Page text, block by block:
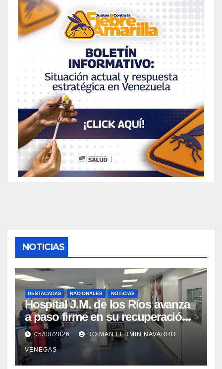
NOTICIAS
DESTACADAS NACIONALES NOTICIAS
Hospital J.M. de los Ríos avanza
a paso firme en su recuperación
tras los recientes eventos
sísmicos
05/08/2026 ROIMAN FERMIN NAVARRO
VENEGAS